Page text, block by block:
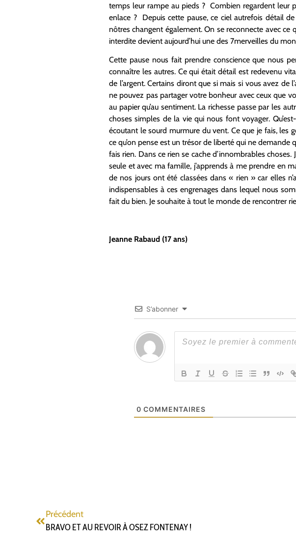
temps leur rampe au pieds ? Combien regardent leur
enlace ? Depuis cette pause, ce ciel autrefois détail
nôtres changent également. On se reconnecte avec
interdite devient aujourd’hui une des 7merveilles du
Cette pause nous fait prendre conscience que nous
connaître les autres. Ce qui était détail est redevenu
de l’argent. Certains diront que si mais si vous avez
ne pouvez pas partager votre bonheur avec ceux que
au papier qu’au sentiment. La richesse passe par les
choses simples de la vie qui nous font voyager.
écoutant le sourd murmure du vent. Ce que je fais, les
ce qu’on pense est un trésor de liberté qui ne demande
fais rien. Dans ce rien se cache d’innombrables
seule et avec ma famille, j’apprends à me prendre en
de nos jours ont été classées dans « rien » car elles
indispensables à ces engrenages dans lequel nous
fait du bien. Je souhaite à tout le monde de rencontrer
Jeanne Rabaud (17 ans)
S’abonner
0 COMMENTAIRES
Précédent
BRAVO ET AU REVOIR À OSEZ FONTENAY !